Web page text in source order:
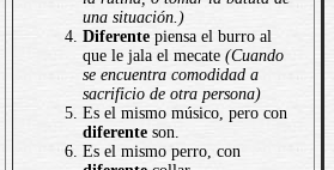
una situación.)
Diferente piensa el burro al
que le jala el mecate (Cuando
se encuentra comodidad a
sacrificio de otra persona)
Es el mismo músico, pero con
diferente son.
Es el mismo perro, con